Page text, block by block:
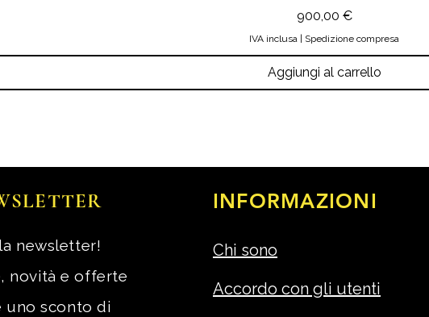
Prezzo
900,00 €
IVA inclusa Spedizione compresa
Aggiungi al carrello
newsletter!
novità e offerte
uno sconto di
INFORMAZIONI
Chi sono
Accordo con gli utenti